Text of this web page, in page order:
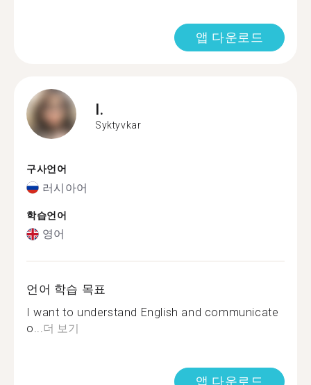
앱 다운로드
I.
Syktyvkar
구사언어
러시아어
학습언어
영어
언어 학습 목표
I want to understand English and communicate
o...더 보기
앱 다운로드